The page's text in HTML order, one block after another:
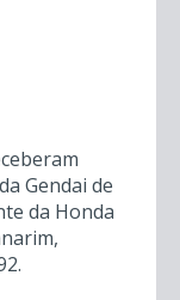
Gendai de
da Honda